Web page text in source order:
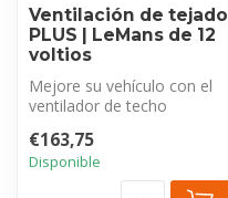
Ventilación de tejado
PLUS | LeMans de 12
voltios
Mejore su vehículo con el
ventilador de techo
G&C . El ...
€163,75
Disponible